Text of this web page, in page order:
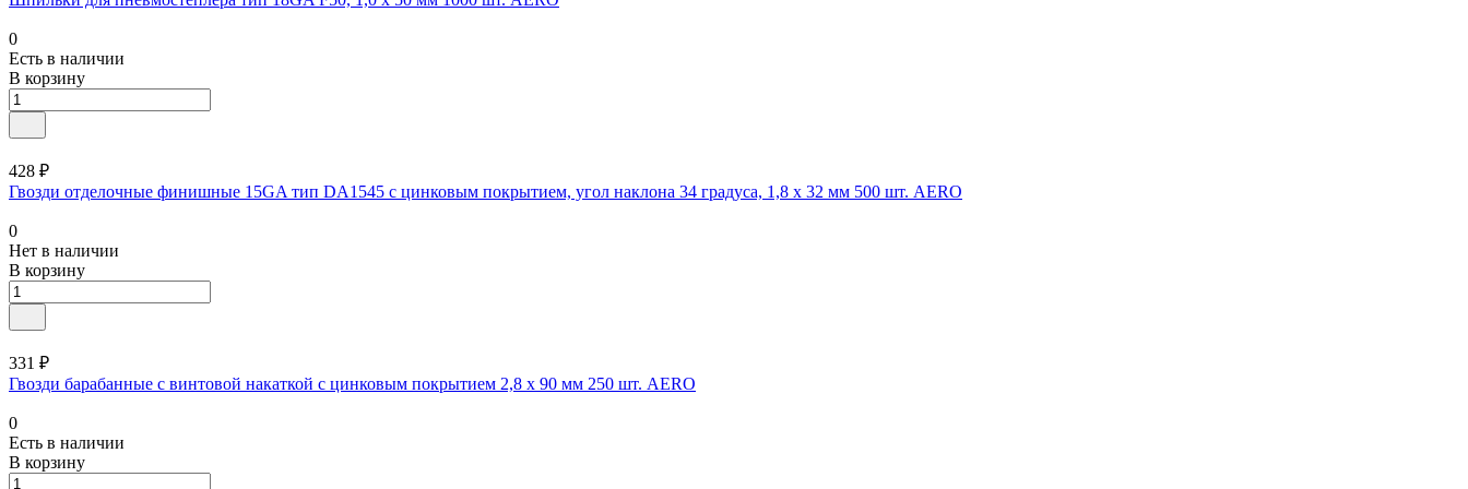
0
Есть в наличии
В корзину
428 ₽
Гвозди отделочные финишные 15GA тип DA1545 с цинковым покрытием, угол наклона 34 градуса, 1,8 х 32 мм 500 шт. AERO
0
Нет в наличии
В корзину
331 ₽
Гвозди барабанные с винтовой накаткой с цинковым покрытием 2,8 х 90 мм 250 шт. AERO
0
Есть в наличии
В корзину